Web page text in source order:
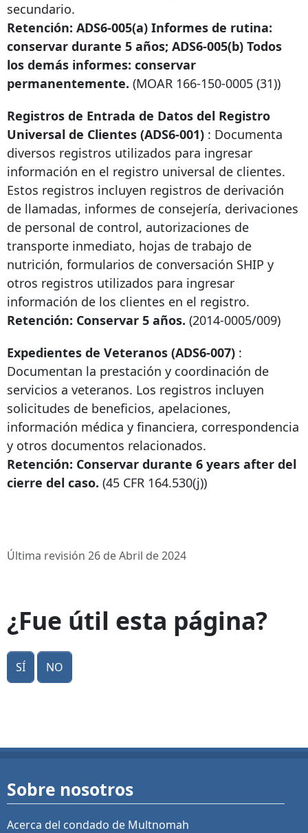
secundario.
Retención: ADS6-005(a) Informes de rutina:
conservar durante 5 años; ADS6-005(b) Todos
los demás informes: conservar
permanentemente. (MOAR 166-150-0005 (31))
Registros de Entrada de Datos del Registro
Universal de Clientes (ADS6-001) : Documenta
diversos registros utilizados para ingresar
información en el registro universal de clientes.
Estos registros incluyen registros de derivación
de llamadas, informes de consejería, derivaciones
de personal de control, autorizaciones de
transporte inmediato, hojas de trabajo de
nutrición, formularios de conversación SHIP y
otros registros utilizados para ingresar
información de los clientes en el registro.
Retención: Conservar 5 años. (2014-0005/009)
Expedientes de Veteranos (ADS6-007) :
Documentan la prestación y coordinación de
servicios a veteranos. Los registros incluyen
solicitudes de beneficios, apelaciones,
información médica y financiera, correspondencia
y otros documentos relacionados.
Retención: Conservar durante 6 years after del
cierre del caso. (45 CFR 164.530(j))
Última revisión 26 de Abril de 2024
¿Fue útil esta página?
Sí No
Sobre nosotros
Acerca del condado de Multnomah